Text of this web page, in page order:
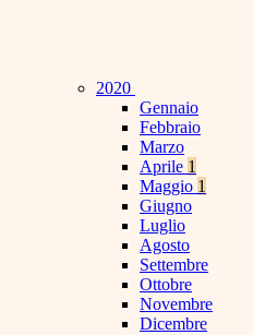
2020
Gennaio
Febbraio
Marzo
Aprile 1
Maggio 1
Giugno
Luglio
Agosto
Settembre
Ottobre
Novembre
Dicembre